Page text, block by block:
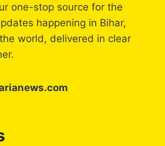
one-stop source for the
happening in Bihar,
world, delivered in clear